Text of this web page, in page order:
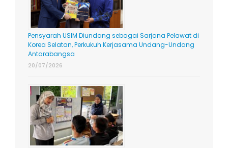
Pensyarah USIM Diundang sebagai Sarjana Pelawat di
Korea Selatan, Perkukuh Kerjasama Undang-Undang
Antarabangsa
20/07/2026